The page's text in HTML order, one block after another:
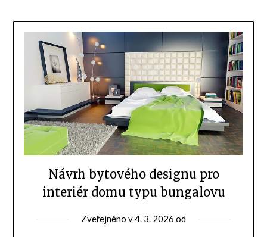
Návrh bytového designu pro
interiér domu typu bungalovu
Zveřejněno v4. 3. 2026 od